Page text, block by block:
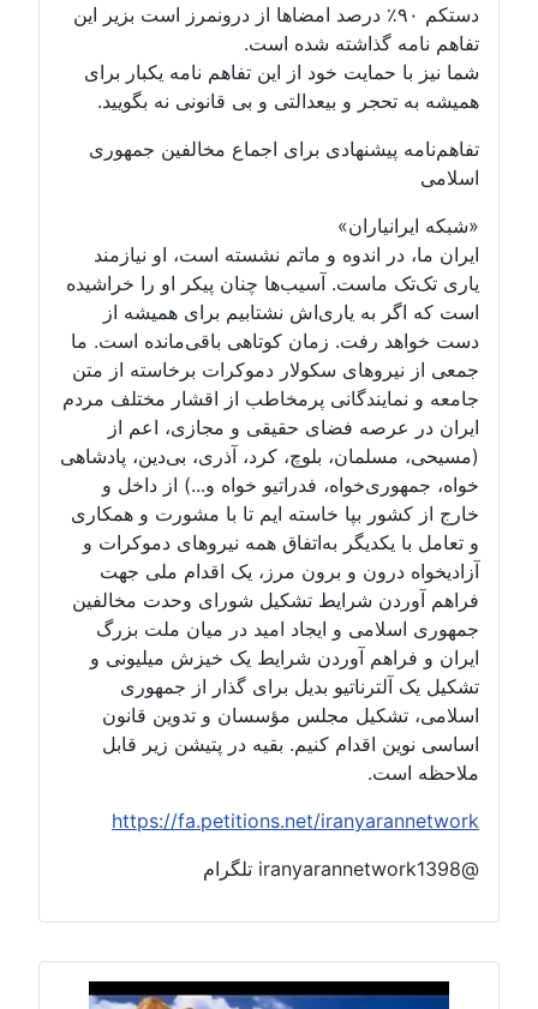
دستکم ۹۰٪ درصد امضاها از درونمرز است بزیر این
تفاهم نامه گذاشته شده است.
شما نیز با حمایت خود از این تفاهم نامه یکبار برای
همیشه به تحجر و بیعدالتی و بی قانونی نه بگویید.
تفاهم‌نامه پیشنهادی برای اجماع مخالفین جمهوری
اسلامی
«شبکه ایرانیاران»
ایران ما، در اندوه و ماتم نشسته است، او نیازمند
یاری تک‌تک ماست. آسیب‌ها چنان پیکر او را خراشیده
است که اگر به یاری‌اش نشتابیم برای همیشه از
دست خواهد رفت. زمان کوتاهی باقی‌مانده است. ما
جمعی از نیروهای سکولار دموکرات برخاسته از متن
جامعه و نمایندگانی پرمخاطب از اقشار مختلف مردم
ایران در عرصه فضای حقیقی و مجازی، اعم از
(مسیحی، مسلمان، بلوچ، کرد، آذری، بی‌دین، پادشاهی
خواه، جمهوری‌خواه، فدراتیو خواه و...) از داخل و
خارج از کشور بپا خاسته ایم تا با مشورت و همکاری
و تعامل با یکدیگر به‌اتفاق همه نیروهای دموکرات و
آزادیخواه درون و برون مرز، یک اقدام ملی جهت
فراهم آوردن شرایط تشکیل شورای وحدت مخالفین
جمهوری اسلامی و ایجاد امید در میان ملت بزرگ
ایران و فراهم آوردن شرایط یک خیزش میلیونی و
تشکیل یک آلترناتیو بدیل برای گذار از جمهوری
اسلامی، تشکیل مجلس مؤسسان و تدوین قانون
اساسی نوین اقدام کنیم. بقیه در پتیشن زیر قابل
ملاحظه است.
https://fa.petitions.net/iranyarannetwork
@iranyarannetwork1398 تلگرام